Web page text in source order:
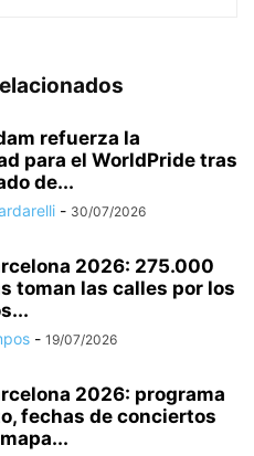
refuerza la
para el WorldPride tras
de...
- 30/07/2026
2026: 275.000
toman las calles por los
- 19/07/2026
2026: programa
fechas de conciertos